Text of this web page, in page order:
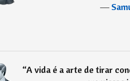
―
“A vida é a arte de tirar